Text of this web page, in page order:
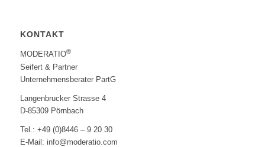
KONTAKT
MODERATIO®
Seifert & Partner
Unternehmensberater PartG
Langenbrucker Strasse 4
D-85309 Pörnbach
Tel.: +49 (0)8446 – 9 20 30
E-Mail: info@moderatio.com